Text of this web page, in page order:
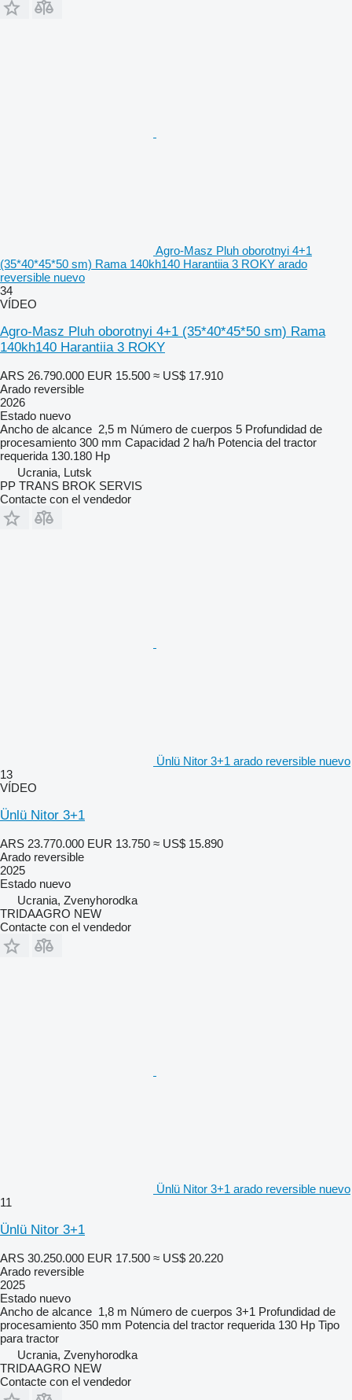
Agro-Masz Pluh oborotnyi 4+1
(35*40*45*50 sm) Rama 140kh140 Harantiia 3 ROKY arado
reversible nuevo
34
VÍDEO
Agro-Masz Pluh oborotnyi 4+1 (35*40*45*50 sm) Rama
140kh140 Harantiia 3 ROKY
ARS 26.790.000 EUR 15.500 ≈ US$ 17.910
Arado reversible
2026
Estado nuevo
Ancho de alcance 2,5 m Número de cuerpos 5 Profundidad de
procesamiento 300 mm Capacidad 2 ha/h Potencia del tractor
requerida 130.180 Hp
Ucrania, Lutsk
PP TRANS BROK SERVIS
Contacte con el vendedor
Ünlü Nitor 3+1 arado reversible nuevo
13
VÍDEO
Ünlü Nitor 3+1
ARS 23.770.000 EUR 13.750 ≈ US$ 15.890
Arado reversible
2025
Estado nuevo
Ucrania, Zvenyhorodka
TRIDAAGRO NEW
Contacte con el vendedor
Ünlü Nitor 3+1 arado reversible nuevo
11
Ünlü Nitor 3+1
ARS 30.250.000 EUR 17.500 ≈ US$ 20.220
Arado reversible
2025
Estado nuevo
Ancho de alcance 1,8 m Número de cuerpos 3+1 Profundidad de
procesamiento 350 mm Potencia del tractor requerida 130 Hp Tipo
para tractor
Ucrania, Zvenyhorodka
TRIDAAGRO NEW
Contacte con el vendedor